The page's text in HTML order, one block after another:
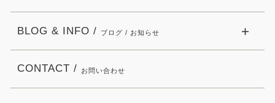
BLOG & INFO / ブログ / お知らせ
CONTACT / お問い合わせ